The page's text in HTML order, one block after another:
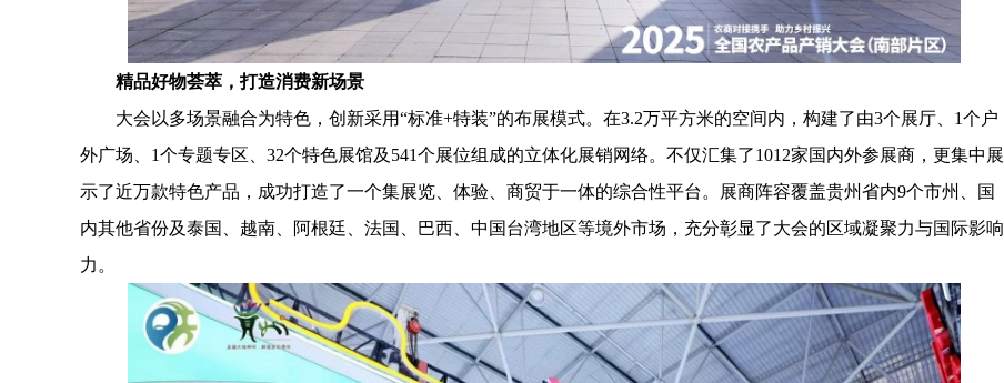
精品好物荟萃，打造消费新场景
大会以多场景融合为特色，创新采用“标准+特装”的布展模式。在3.2万平方米的空间内，构建了由3个展厅、1个户
外广场、1个专题专区、32个特色展馆及541个展位组成的立体化展销网络。不仅汇集了1012家国内外参展商，更集中展
示了近万款特色产品，成功打造了一个集展览、体验、商贸于一体的综合性平台。展商阵容覆盖贵州省内9个市州、国
内其他省份及泰国、越南、阿根廷、法国、巴西、中国台湾地区等境外市场，充分彰显了大会的区域凝聚力与国际影响
力。